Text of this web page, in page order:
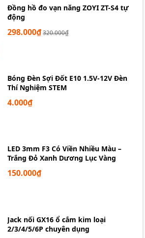
Đồng hồ đo vạn năng ZOYI ZT-S4 tự
động
298.000₫320.000₫
Bóng Đèn Sợi Đốt E10 1.5V-12V Đèn
Thí Nghiệm STEM
4.000₫
LED 3mm F3 Có Viền Nhiều Màu –
Trắng Đỏ Xanh Dương Lục Vàng
150.000₫
Jack nối GX16 ổ cắm kim loại
2/3/4/5/6P chuyên dụng